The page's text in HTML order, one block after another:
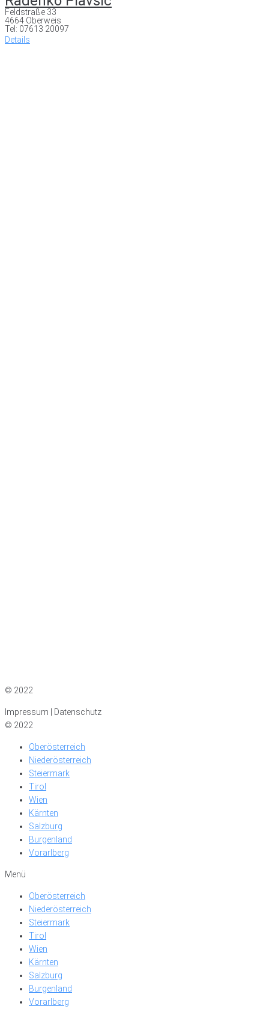
Feldstraße 33
4664 Oberweis
Tel: 07613 20097
Details
© 2022
Impressum | Datenschutz
© 2022
Oberösterreich
Niederösterreich
Steiermark
Tirol
Wien
Kärnten
Salzburg
Burgenland
Vorarlberg
Menü
Oberösterreich
Niederösterreich
Steiermark
Tirol
Wien
Kärnten
Salzburg
Burgenland
Vorarlberg